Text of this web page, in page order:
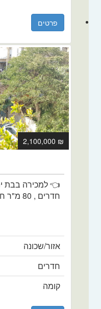
פרטים
₪ 2,100,000
חדרים , 80 מ"ר חתומים לפינוי בינוי , 👌 ...
אזור/שכונה
חדרים
קומה